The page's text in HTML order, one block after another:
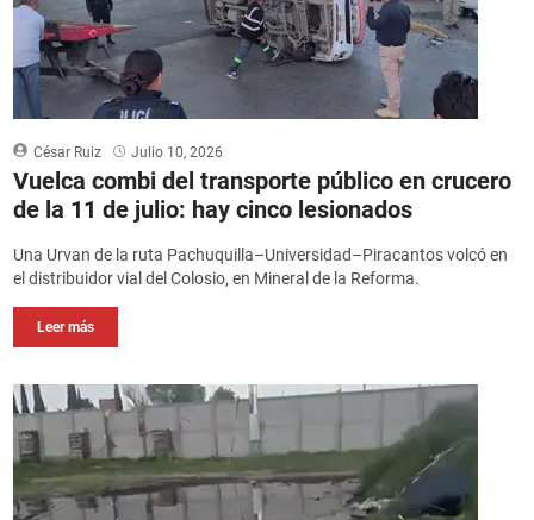
César Ruiz Julio 10, 2026
Vuelca combi del transporte público en crucero
de la 11 de julio: hay cinco lesionados
Una Urvan de la ruta Pachuquilla–Universidad–Piracantos volcó en
el distribuidor vial del Colosio, en Mineral de la Reforma.
Leer más